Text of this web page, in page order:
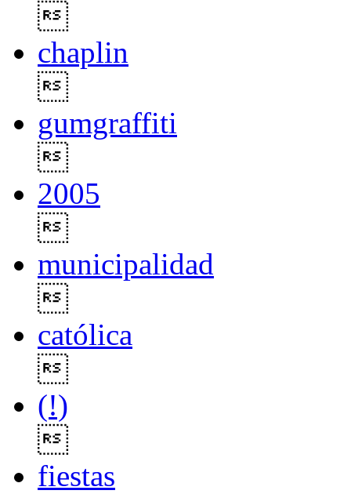
chaplin
gumgraffiti
2005
municipalidad
católica
(!)
fiestas